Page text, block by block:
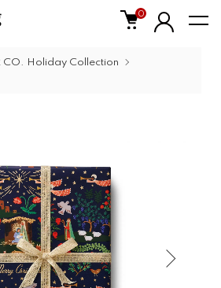
0
CO. Holiday Collection